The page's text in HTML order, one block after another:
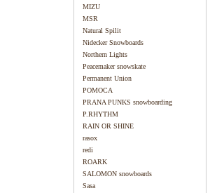
MIZU
MSR
Natural Spilit
Nidecker Snowboards
Northern Lights
Peacemaker snowskate
Permanent Union
POMOCA
PRANA PUNKS snowboarding
P.RHYTHM
RAIN OR SHINE
rasox
redi
ROARK
SALOMON snowboards
Sasa